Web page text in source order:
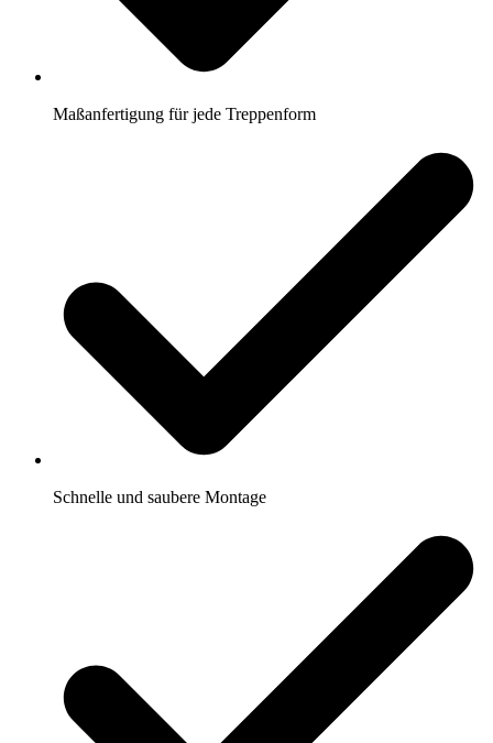
Maßanfertigung für jede Treppenform
Schnelle und saubere Montage